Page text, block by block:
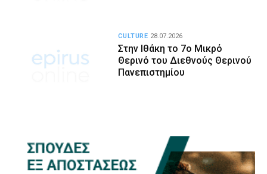
Στην Ιθάκη το 7ο Μικρό
Θερινό του Διεθνούς Θερινού
Πανεπιστημίου
CULTURE 28.07.2026